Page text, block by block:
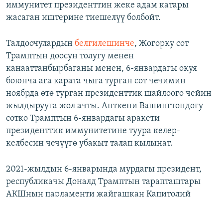
иммунитет президенттин жеке адам катары
жасаган иштерине тиешелүү болбойт.
Талдоочулардын белгилешинче, Жогорку сот
Трамптын доосун толугу менен
канааттанбырбаганы менен, 6-январдагы окуя
боюнча ага карата чыга турган сот чечимин
ноябрда өтө турган президенттик шайлоого чейин
жылдырууга жол ачты. Анткени Вашингтондогу
сотко Трамптын 6-январдагы аракети
президенттик иммунитетине туура келер-
келбесин чечүүгө убакыт талап кылынат.
2021-жылдын 6-январында мурдагы президент,
республикачы Доналд Трамптын тарапташтары
АКШнын парламенти жайгашкан Капитолий